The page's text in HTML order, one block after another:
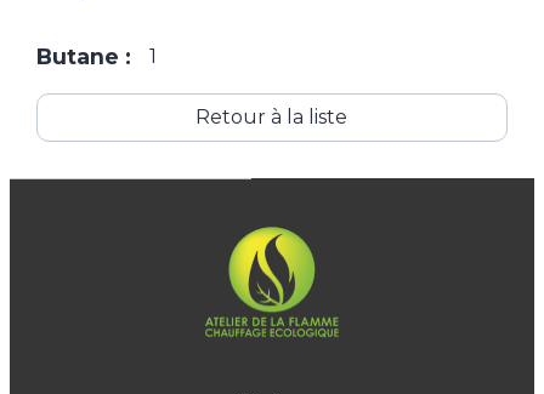
Butane : 1
Retour à la liste